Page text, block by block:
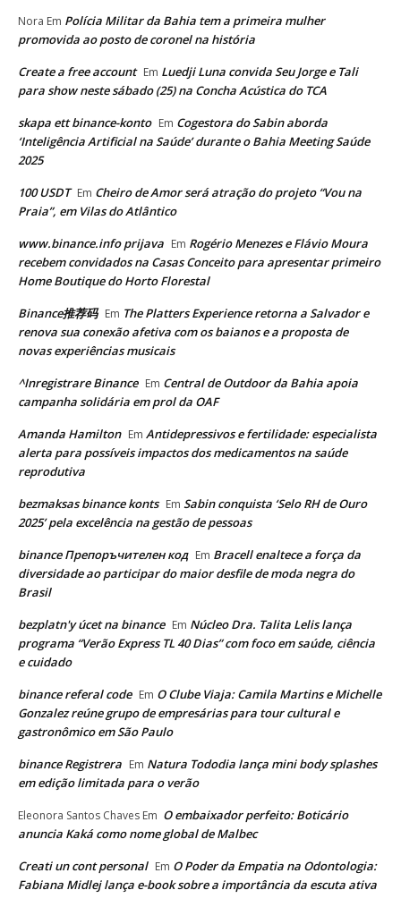
Nora Em Polícia Militar da Bahia tem a primeira mulher
promovida ao posto de coronel na história
Create a free account Em Luedji Luna convida Seu Jorge e Tali
para show neste sábado (25) na Concha Acústica do TCA
skapa ett binance-konto Em Cogestora do Sabin aborda
‘Inteligência Artificial na Saúde’ durante o Bahia Meeting Saúde
2025
100 USDT Em Cheiro de Amor será atração do projeto “Vou na
Praia”, em Vilas do Atlântico
www.binance.info prijava Em Rogério Menezes e Flávio Moura
recebem convidados na Casas Conceito para apresentar primeiro
Home Boutique do Horto Florestal
Binance推荐码 Em The Platters Experience retorna a Salvador e
renova sua conexão afetiva com os baianos e a proposta de
novas experiências musicais
^Inregistrare Binance Em Central de Outdoor da Bahia apoia
campanha solidária em prol da OAF
Amanda Hamilton Em Antidepressivos e fertilidade: especialista
alerta para possíveis impactos dos medicamentos na saúde
reprodutiva
bezmaksas binance konts Em Sabin conquista ‘Selo RH de Ouro
2025’ pela excelência na gestão de pessoas
binance Препоръчителен код Em Bracell enaltece a força da
diversidade ao participar do maior desfile de moda negra do
Brasil
bezplatn'y úcet na binance Em Núcleo Dra. Talita Lelis lança
programa “Verão Express TL 40 Dias” com foco em saúde, ciência
e cuidado
binance referal code Em O Clube Viaja: Camila Martins e Michelle
Gonzalez reúne grupo de empresárias para tour cultural e
gastronômico em São Paulo
binance Registrera Em Natura Tododia lança mini body splashes
em edição limitada para o verão
Eleonora Santos Chaves Em O embaixador perfeito: Boticário
anuncia Kaká como nome global de Malbec
Creati un cont personal Em O Poder da Empatia na Odontologia:
Fabiana Midlej lança e-book sobre a importância da escuta ativa